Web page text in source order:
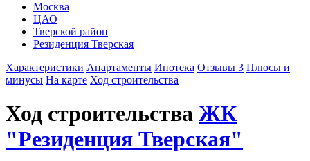
Москва
ЦАО
Тверской район
Резиденция Тверская
Характеристики Апартаменты Ипотека Отзывы 3 Плюсы и
минусы На карте Ход строительства
Ход строительства ЖК
"Резиденция Тверская"